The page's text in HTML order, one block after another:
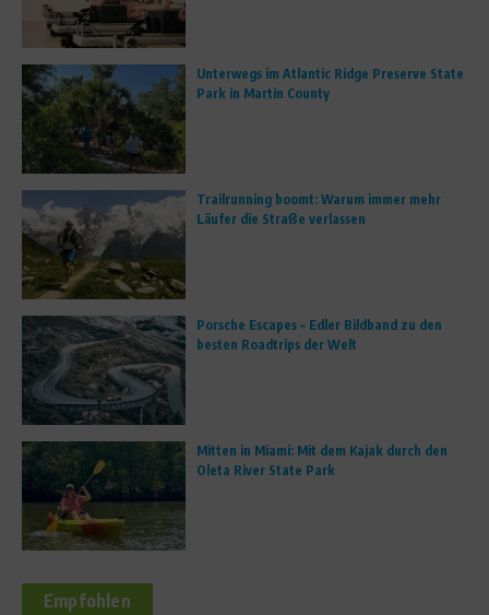
Unterwegs im Atlantic Ridge Preserve State
Park in Martin County
Trailrunning boomt: Warum immer mehr
Läufer die Straße verlassen
Porsche Escapes – Edler Bildband zu den
besten Roadtrips der Welt
Mitten in Miami: Mit dem Kajak durch den
Oleta River State Park
Empfohlen